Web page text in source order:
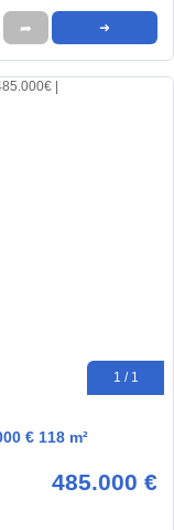
➦ ➜
1 / 1
€ 118 m²
485.000 €